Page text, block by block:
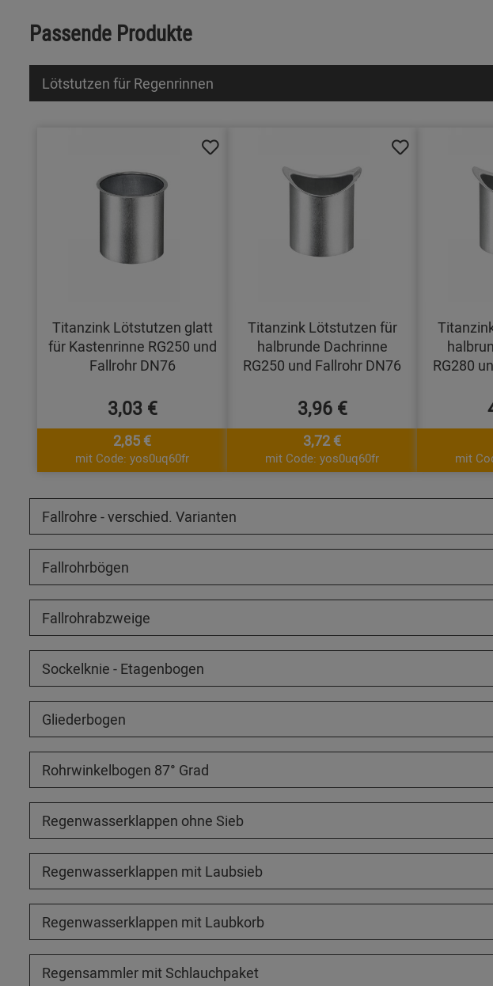
Passende Produkte
Lötstutzen für Regenrinnen
Titanzink Lötstutzen glatt
für Kastenrinne RG250 und
Fallrohr DN76
3,03 €
2,85 €
mit Code: yos0uq60fr
Titanzink Lötstutzen für
halbrunde Dachrinne
RG250 und Fallrohr DN76
3,96 €
3,72 €
mit Code: yos0uq60fr
RG280
mit
Fallrohre - verschied. Varianten
Fallrohrbögen
Fallrohrabzweige
Sockelknie - Etagenbogen
Gliederbogen
Rohrwinkelbogen 87° Grad
Regenwasserklappen ohne Sieb
Regenwasserklappen mit Laubsieb
Regenwasserklappen mit Laubkorb
Regensammler mit Schlauchpaket